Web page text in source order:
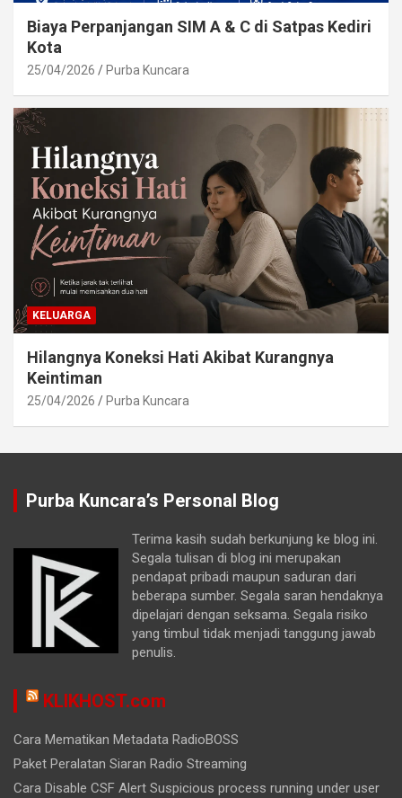
Biaya Perpanjangan SIM A & C di Satpas Kediri
Kota
25/04/2026 Purba Kuncara
KELUARGA
Hilangnya Koneksi Hati Akibat Kurangnya
Keintiman
25/04/2026 Purba Kuncara
Purba Kuncara’s Personal Blog
Terima kasih sudah berkunjung ke blog ini.
Segala tulisan di blog ini merupakan
pendapat pribadi maupun saduran dari
beberapa sumber. Segala saran hendaknya
dipelajari dengan seksama. Segala risiko
yang timbul tidak menjadi tanggung jawab
penulis.
KLIKHOST.com
Cara Mematikan Metadata RadioBOSS
Paket Peralatan Siaran Radio Streaming
Cara Disable CSF Alert Suspicious process running under user